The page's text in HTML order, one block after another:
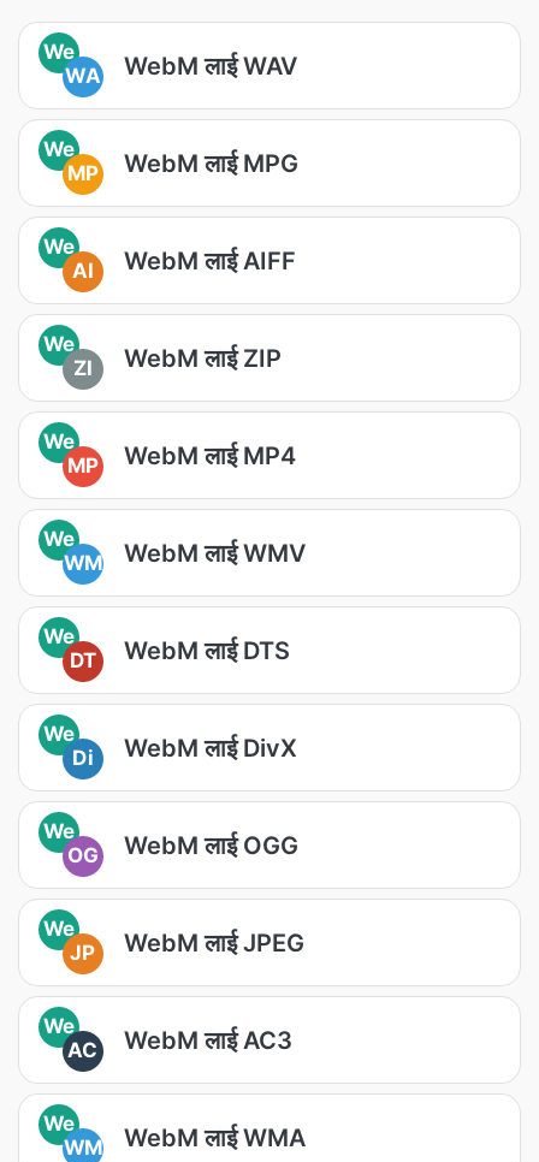
We
WA
WebM लाई WAV
We
MP
WebM लाई MPG
We
AI
WebM लाई AIFF
We
ZI
WebM लाई ZIP
We
MP
WebM लाई MP4
We
WM
WebM लाई WMV
We
DT
WebM लाई DTS
We
Di
WebM लाई DivX
We
OG
WebM लाई OGG
We
JP
WebM लाई JPEG
We
AC
WebM लाई AC3
We
WM
WebM लाई WMA